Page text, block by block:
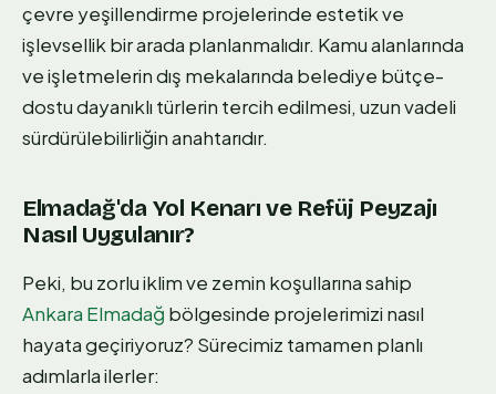
çevre yeşillendirme projelerinde estetik ve
işlevsellik bir arada planlanmalıdır. Kamu alanlarında
ve işletmelerin dış mekalarında belediye bütçe-
dostu dayanıklı türlerin tercih edilmesi, uzun vadeli
sürdürülebilirliğin anahtarıdır.
Elmadağ'da Yol Kenarı ve Refüj Peyzajı
Nasıl Uygulanır?
Peki, bu zorlu iklim ve zemin koşullarına sahip
Ankara Elmadağ bölgesinde projelerimizi nasıl
hayata geçiriyoruz? Sürecimiz tamamen planlı
adımlarla ilerler: